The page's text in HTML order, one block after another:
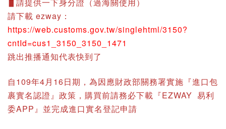
請下載 ezway：
https://web.customs.gov.tw/singlehtml/3150?
cntId=cus1_3150_3150_1471
跳出推播通知代表快到了
自109年4月16日期，為因應財政部關務署實施『進口包
裹實名認證』政策，購買前請務必下載『EZWAY 易利
委APP』並完成進口實名登記申請